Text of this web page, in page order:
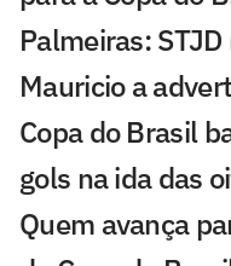
Palmeiras:
Mauricio a
Copa do Brasil
gols na ida das
Quem avança